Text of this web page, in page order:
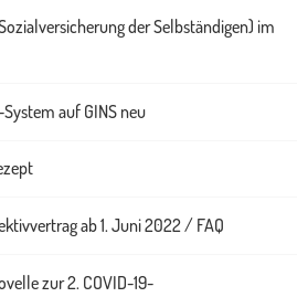
der Selbständigen) im
auf GINS neu
ab 1. Juni 2022 / FAQ
zur 2. COVID-19-